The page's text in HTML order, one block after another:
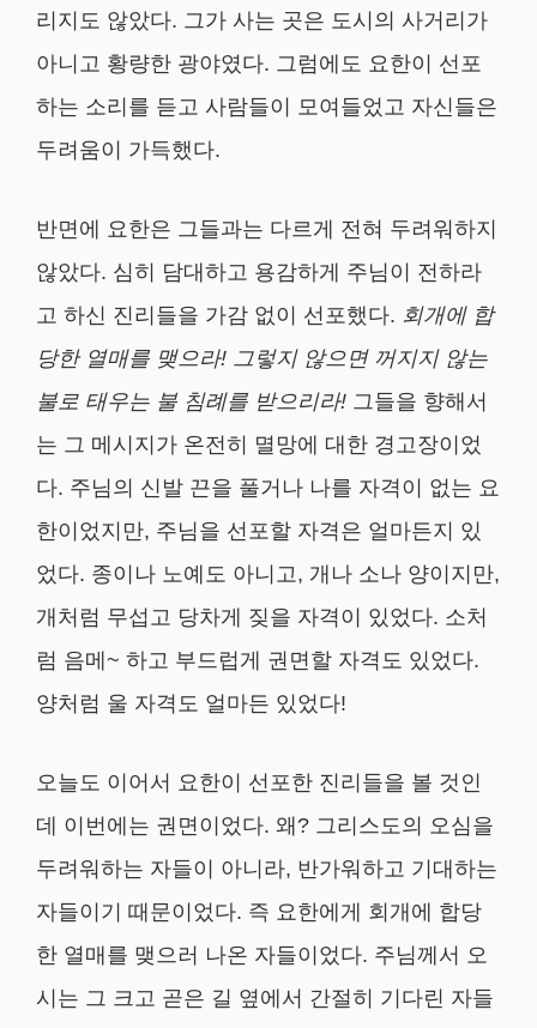
리지도 않았다. 그가 사는 곳은 도시의 사거리가
아니고 황량한 광야였다. 그럼에도 요한이 선포
하는 소리를 듣고 사람들이 모여들었고 자신들은
두려움이 가득했다.
반면에 요한은 그들과는 다르게 전혀 두려워하지
않았다. 심히 담대하고 용감하게 주님이 전하라
고 하신 진리들을 가감 없이 선포했다. 회개에 합
당한 열매를 맺으라! 그렇지 않으면 꺼지지 않는
불로 태우는 불 침례를 받으리라! 그들을 향해서
는 그 메시지가 온전히 멸망에 대한 경고장이었
다. 주님의 신발 끈을 풀거나 나를 자격이 없는 요
한이었지만, 주님을 선포할 자격은 얼마든지 있
었다. 종이나 노예도 아니고, 개나 소나 양이지만,
개처럼 무섭고 당차게 짖을 자격이 있었다. 소처
럼 음메~ 하고 부드럽게 권면할 자격도 있었다.
양처럼 울 자격도 얼마든 있었다!
오늘도 이어서 요한이 선포한 진리들을 볼 것인
데 이번에는 권면이었다. 왜? 그리스도의 오심을
두려워하는 자들이 아니라, 반가워하고 기대하는
자들이기 때문이었다. 즉 요한에게 회개에 합당
한 열매를 맺으러 나온 자들이었다. 주님께서 오
시는 그 크고 곧은 길 옆에서 간절히 기다린 자들